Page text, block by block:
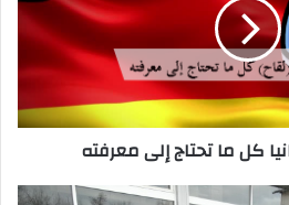
كل ما تحتاج إلى معرفته